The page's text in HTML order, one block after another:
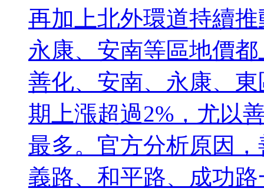
再加上北外環道持續
永康、安南等區地價
善化、安南、永康、
期上漲超過2%，尤以
最多。官方分析原因
義路、和平路、成功